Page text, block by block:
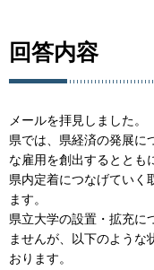
回答内容
メールを拝見しました。
県では、県経済の発展に
な雇用を創出するととも
県内定着につなげていく
ます。
県立大学の設置・拡充に
ませんが、以下のような
おります。